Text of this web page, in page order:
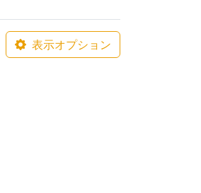
表示オプション